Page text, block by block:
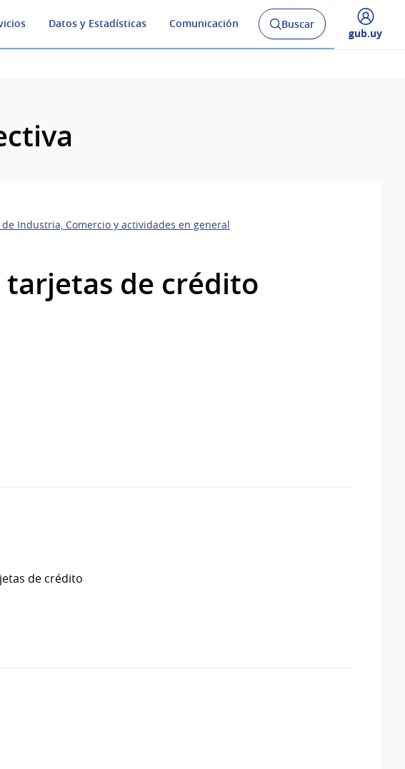
Datos y Estadísticas Comunicación
Abrir
buscador
Buscar
Desplegar
gub.uy
Industria, Comercio y actividades en general
tarjetas de crédito
de crédito